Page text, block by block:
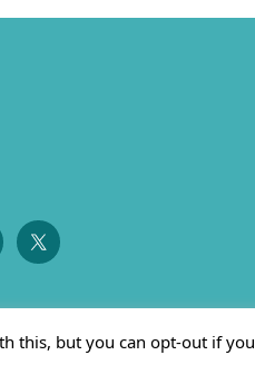
this, but you can opt-out if